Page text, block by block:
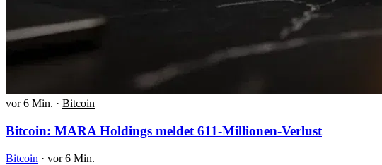
vor 6 Min. · Bitcoin
Bitcoin: MARA Holdings meldet 611-Millionen-Verlust
Bitcoin · vor 6 Min.